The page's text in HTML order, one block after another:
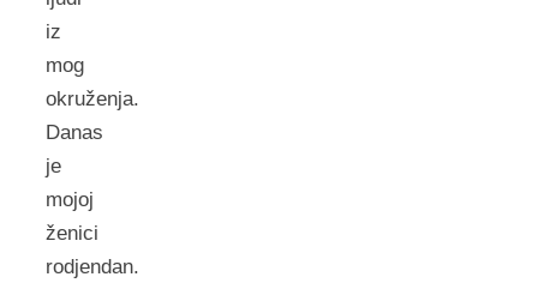
iz
mog
okruženja.
Danas
je
mojoj
ženici
rodjendan.